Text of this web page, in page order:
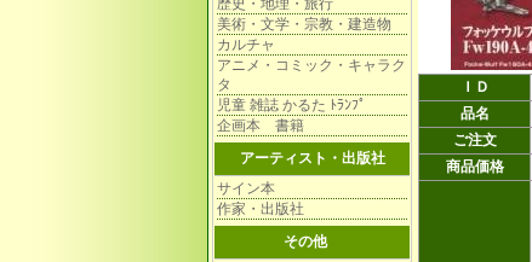
歴史・地理・旅行
美術・文学・宗教・建造物
カルチャ
アニメ・コミック・キャラク
タ
児童 雑誌 かるた ﾄﾗﾝﾌﾟ
企画本 書籍
アーティスト・出版社
サイン本
作家・出版社
その他
ＩＤ
品名
ご注文
商品価格